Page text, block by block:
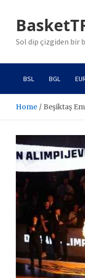
content
Sol dip çizgiden bir
BSL BGL
Home Beşiktaş